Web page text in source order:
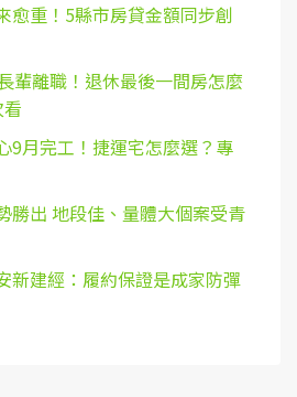
愈重！5縣市房貸金額同步創
輩離職！退休最後一間房怎麼
9月完工！捷運宅怎麼選？專
勝出 地段佳、量體大個案受青
新建經：履約保證是成家防彈